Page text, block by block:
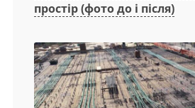
простір (фото до і після)